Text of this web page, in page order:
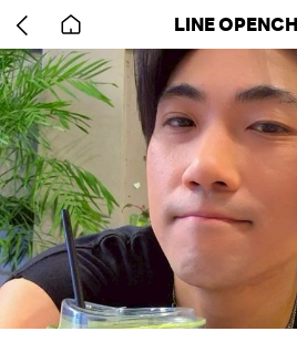
back
to
home
LINE